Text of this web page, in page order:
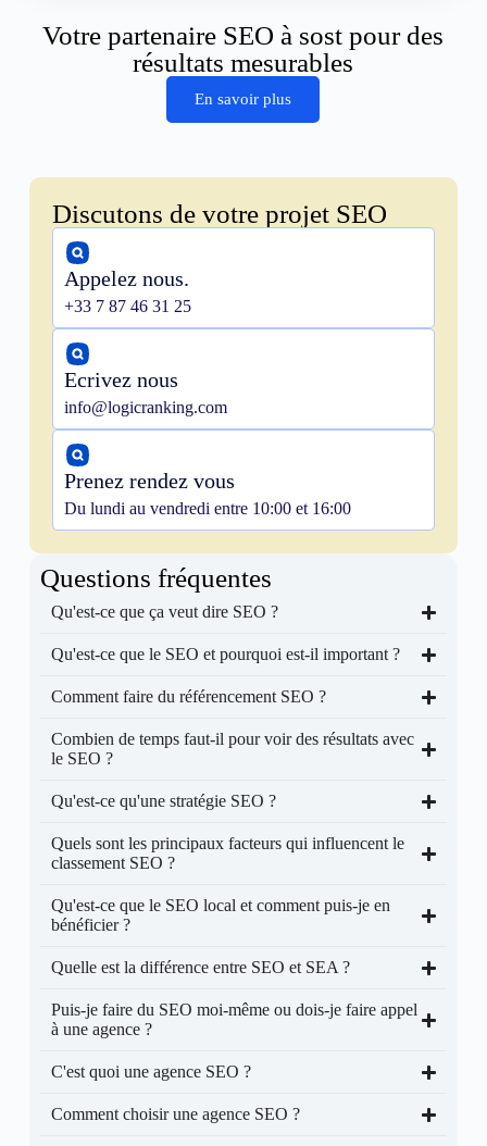
Votre partenaire SEO à sost pour des
résultats mesurables
En savoir plus
Discutons de votre projet SEO
Appelez nous.
+33 7 87 46 31 25
Ecrivez nous
info@logicranking.com
Prenez rendez vous
Du lundi au vendredi entre 10:00 et 16:00
Questions fréquentes
Qu'est-ce que ça veut dire SEO ?
Qu'est-ce que le SEO et pourquoi est-il important ?
Comment faire du référencement SEO ?
Combien de temps faut-il pour voir des résultats avec
le SEO ?
Qu'est-ce qu'une stratégie SEO ?
Quels sont les principaux facteurs qui influencent le
classement SEO ?
Qu'est-ce que le SEO local et comment puis-je en
bénéficier ?
Quelle est la différence entre SEO et SEA ?
Puis-je faire du SEO moi-même ou dois-je faire appel
à une agence ?
C'est quoi une agence SEO ?
Comment choisir une agence SEO ?